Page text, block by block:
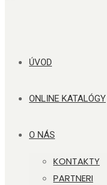
ÚVOD
ONLINE KATALÓGY
O NÁS
KONTAKTY
PARTNERI